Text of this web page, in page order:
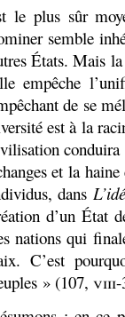
le plus sûr
semble
États. Mais
empêche
de se
est à la
conduira
et la
dans
d’un État
nations qui
C’est
» (107, viii-